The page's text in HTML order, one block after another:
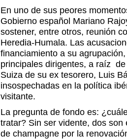
En uno de sus peores
Gobierno español Mariano
sostener, entre otros, reunión
Heredia-Humala. Las
financiamiento a su
principales dirigentes, a raíz
Suiza de su ex tesorero, Luis
insospechadas en la política
visitante.
La pregunta de fondo es:
tratar? Sin ser vidente, dos
de champagne por la